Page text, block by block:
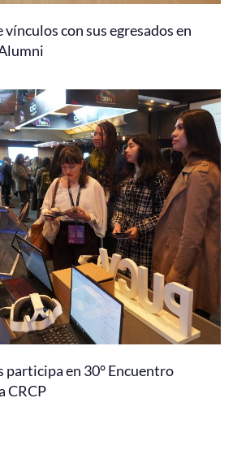
con sus egresados en
participa en 30° Encuentro
CRCP